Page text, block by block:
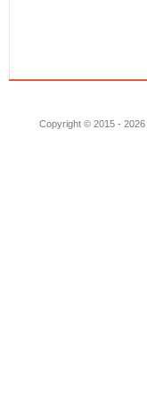
Copyright © 2015 - 2026